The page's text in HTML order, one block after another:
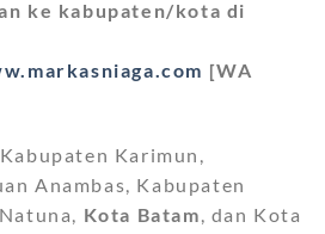
ke kabupaten/kota di
[WA
Karimun,
Anambas, Kabupaten
Kota Batam, dan Kota